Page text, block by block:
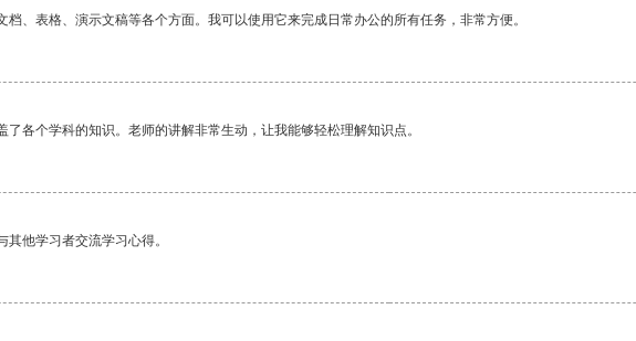
、表格、演示文稿等各个方面。我可以使用它来完成日常办公的所有任务，非常方便。
各个学科的知识。老师的讲解非常生动，让我能够轻松理解知识点。
他学习者交流学习心得。